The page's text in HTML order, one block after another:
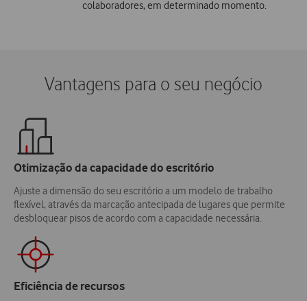
colaboradores, em determinado momento.
Vantagens para o seu negócio
Otimização da capacidade do escritório
Ajuste a dimensão do seu escritório a um modelo de trabalho
flexível, através da marcação antecipada de lugares que permite
desbloquear pisos de acordo com a capacidade necessária.
Eficiência de recursos